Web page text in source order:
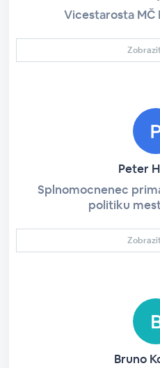
Vicestarosta MČ
Peter
Splnomocnenec
politiku
Bruno